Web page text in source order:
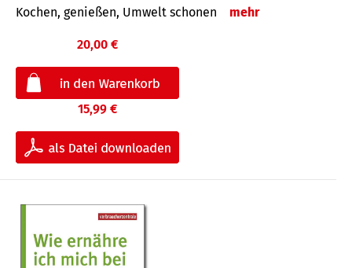
Kochen, genießen, Umwelt schonen mehr
20,00 €
15,99 €